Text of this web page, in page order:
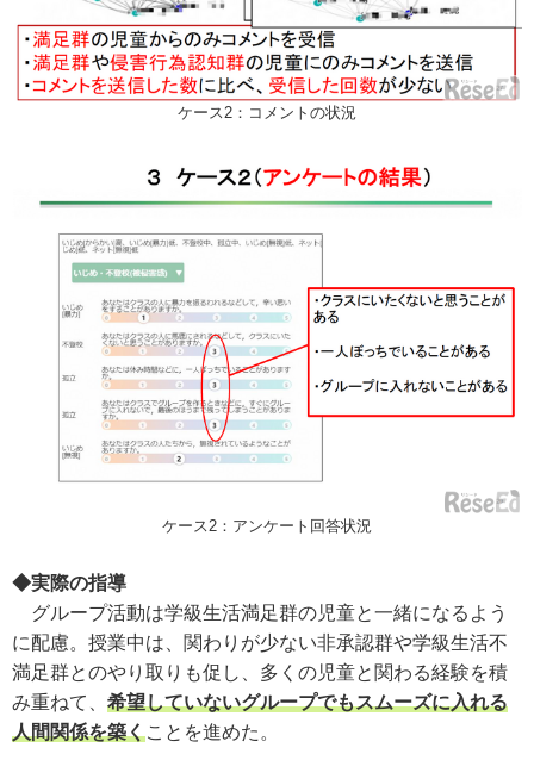
ケース2：コメントの状況
ケース2：アンケート回答状況
◆実際の指導
グループ活動は学級生活満足群の児童と一緒になるよう
に配慮。授業中は、関わりが少ない非承認群や学級生活不
満足群とのやり取りも促し、多くの児童と関わる経験を積
み重ねて、 希望していないグループでもスムーズに入れる
人間関係を築くことを進めた。